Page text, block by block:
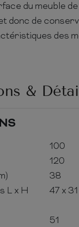
du meuble
donc de
des
&
100
120
38
L x H
47 x
51